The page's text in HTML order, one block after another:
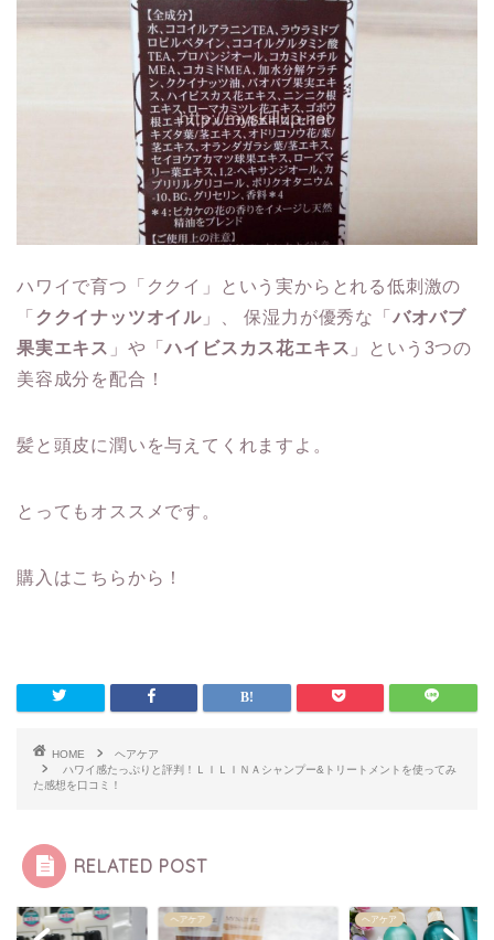
ハワイで育つ「ククイ」という実からとれる低刺激の
「 ククイナッツオイル 」、 保湿力が優秀な「 バオバブ
果実エキス 」や「ハイビスカス花エキス 」という3つの
美容成分を配合！
髪と頭皮に潤いを与えてくれますよ。
とってもオススメです。
購入はこちらから！
HOME
ヘアケア
ハワイ感たっぷりと評判！ＬＩＬＩＮＡシャンプー&トリートメントを使ってみ
た感想を口コミ！
RELATED POST
ヘアケア ヘアケア